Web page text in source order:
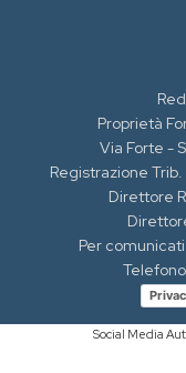
Proprietà
Via Forte -
Registrazione
Direttore
Per
Social Media